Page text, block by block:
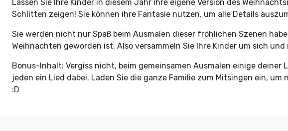
Lassen Sie Ihre Kinder in diesem Jahr ihre eigene Version des
Schlitten zeigen! Sie können ihre Fantasie nutzen, um alle Details
Sie werden nicht nur Spaß beim Ausmalen dieser fröhlichen Szenen
Weihnachten geworden ist. Also versammeln Sie Ihre Kinder um sich
Bonus-Inhalt: Vergiss nicht, beim gemeinsamen Ausmalen einige
jeden ein Lied dabei. Laden Sie die ganze Familie zum Mitsingen ein,
:D